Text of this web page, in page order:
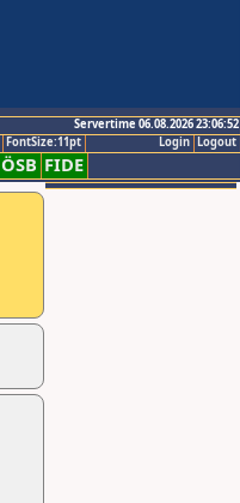
Servertime 06.08.2026 23:06:52
Logout
Login
FontSize:11pt
ÖSB FIDE